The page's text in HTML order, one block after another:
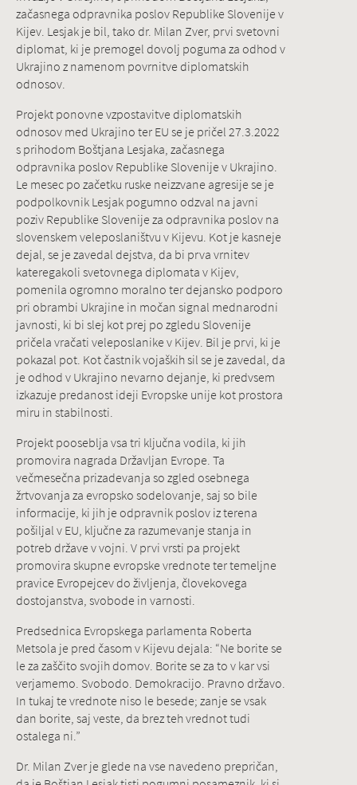
začasnega odpravnika poslov Republike Slovenije v
Kijev. Lesjak je bil, tako dr. Milan Zver, prvi svetovni
diplomat, ki je premogel dovolj poguma za odhod v
Ukrajino z namenom povrnitve diplomatskih
odnosov.
Projekt ponovne vzpostavitve diplomatskih
odnosov med Ukrajino ter EU se je pričel 27.3.2022
s prihodom Boštjana Lesjaka, začasnega
odpravnika poslov Republike Slovenije v Ukrajino.
Le mesec po začetku ruske neizzvane agresije se je
podpolkovnik Lesjak pogumno odzval na javni
poziv Republike Slovenije za odpravnika poslov na
slovenskem veleposlaništvu v Kijevu. Kot je kasneje
dejal, se je zavedal dejstva, da bi prva vrnitev
kateregakoli svetovnega diplomata v Kijev,
pomenila ogromno moralno ter dejansko podporo
pri obrambi Ukrajine in močan signal mednarodni
javnosti, ki bi slej kot prej po zgledu Slovenije
pričela vračati veleposlanike v Kijev. Bil je prvi, ki je
pokazal pot. Kot častnik vojaških sil se je zavedal, da
je odhod v Ukrajino nevarno dejanje, ki predvsem
izkazuje predanost ideji Evropske unije kot prostora
miru in stabilnosti.
Projekt pooseblja vsa tri ključna vodila, ki jih
promovira nagrada Državljan Evrope. Ta
večmesečna prizadevanja so zgled osebnega
žrtvovanja za evropsko sodelovanje, saj so bile
informacije, ki jih je odpravnik poslov iz terena
pošiljal v EU, ključne za razumevanje stanja in
potreb države v vojni. V prvi vrsti pa projekt
promovira skupne evropske vrednote ter temeljne
pravice Evropejcev do življenja, človekovega
dostojanstva, svobode in varnosti.
Predsednica Evropskega parlamenta Roberta
Metsola je pred časom v Kijevu dejala: “Ne borite se
le za zaščito svojih domov. Borite se za to v kar vsi
verjamemo. Svobodo. Demokracijo. Pravno državo.
In tukaj te vrednote niso le besede; zanje se vsak
dan borite, saj veste, da brez teh vrednot tudi
ostalega ni.”
Dr. Milan Zver je glede na vse navedeno prepričan,